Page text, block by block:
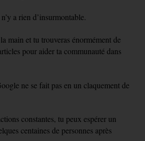
a rien d’insurmontable.
main et tu trouveras énormément de
pour aider ta communauté dans
ne se fait pas en un claquement de
constantes, tu peux espérer un
centaines de personnes après